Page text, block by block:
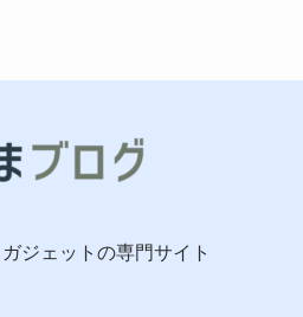
ジェットの専門サイト